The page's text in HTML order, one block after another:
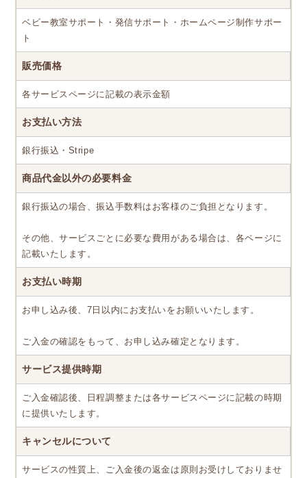
ベビー教室サポート・発信サポート・ホームページ制作サポー
ト
販売価格
各サービスページに記載の表示金額
お支払い方法
銀行振込・Stripe
商品代金以外の必要料金
銀行振込の場合、振込手数料はお客様のご負担となります。
その他、サービスごとに必要な費用がある場合は、各ページに
記載いたします。
お支払い時期
お申し込み後、7日以内にお支払いをお願いいたします。
ご入金の確認をもって、お申し込み確定となります。
サービス提供時期
ご入金確認後、日程調整または各サービスページに記載の時期
に提供いたします。
キャンセルについて
サービスの性質上、ご入金後の返金は原則お受けしておりませ